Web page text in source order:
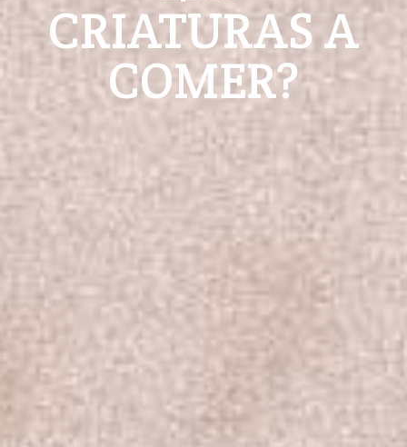
CRIATURAS A
COMER?